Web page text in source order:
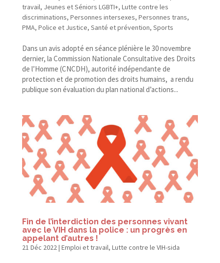
travail, Jeunes et Séniors LGBTI+, Lutte contre les
discriminations, Personnes intersexes, Personnes trans,
PMA, Police et Justice, Santé et prévention, Sports
Dans un avis adopté en séance plénière le 30 novembre
dernier, la Commission Nationale Consultative des Droits
de l’Homme (CNCDH), autorité indépendante de
protection et de promotion des droits humains, a rendu
publique son évaluation du plan national d’actions...
Fin de l’interdiction des personnes vivant
avec le VIH dans la police : un progrès en
appelant d’autres !
21 Déc 2022| Emploi et travail, Lutte contre le VIH-sida